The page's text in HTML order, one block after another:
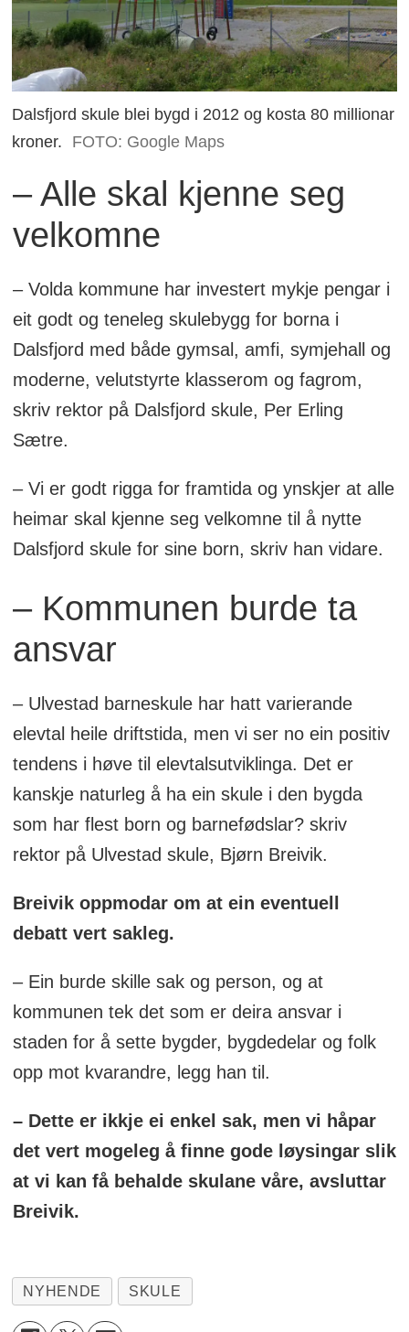
Dalsfjord skule blei bygd i 2012 og kosta 80 millionar
kroner.
FOTO: Google Maps
– Alle skal kjenne seg
velkomne
– Volda kommune har investert mykje pengar i
eit godt og teneleg skulebygg for borna i
Dalsfjord med både gymsal, amfi, symjehall og
moderne, velutstyrte klasserom og fagrom,
skriv rektor på Dalsfjord skule, Per Erling
Sætre.
– Vi er godt rigga for framtida og ynskjer at alle
heimar skal kjenne seg velkomne til å nytte
Dalsfjord skule for sine born, skriv han vidare.
– Kommunen burde ta
ansvar
– Ulvestad barneskule har hatt varierande
elevtal heile driftstida, men vi ser no ein positiv
tendens i høve til elevtalsutviklinga. Det er
kanskje naturleg å ha ein skule i den bygda
som har flest born og barnefødslar? skriv
rektor på Ulvestad skule, Bjørn Breivik.
Breivik oppmodar om at ein eventuell
debatt vert sakleg.
– Ein burde skille sak og person, og at
kommunen tek det som er deira ansvar i
staden for å sette bygder, bygdedelar og folk
opp mot kvarandre, legg han til.
– Dette er ikkje ei enkel sak, men vi håpar
det vert mogeleg å finne gode løysingar slik
at vi kan få behalde skulane våre, avsluttar
Breivik.
NYHENDE SKULE